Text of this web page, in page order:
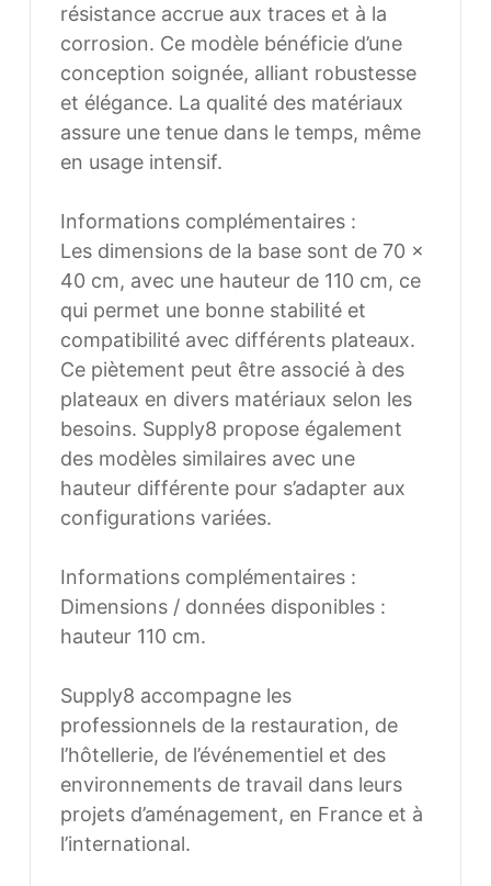
résistance accrue aux traces et à la
corrosion. Ce modèle bénéficie d’une
conception soignée, alliant robustesse et
élégance. La qualité des matériaux
assure une tenue dans le temps, même
en usage intensif.
Informations complémentaires :
Les dimensions de la base sont de 70 ×
40 cm, avec une hauteur de 110 cm, ce
qui permet une bonne stabilité et
compatibilité avec différents plateaux.
Ce piètement peut être associé à des
plateaux en divers matériaux selon les
besoins. Supply8 propose également
des modèles similaires avec une hauteur
différente pour s’adapter aux
configurations variées.
Informations complémentaires :
Dimensions / données disponibles :
hauteur 110 cm.
Supply8 accompagne les professionnels
de la restauration, de l’hôtellerie, de
l’événementiel et des environnements de
travail dans leurs projets
d’aménagement, en France et à
l’international.